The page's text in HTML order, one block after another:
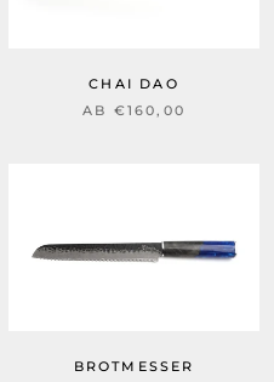
CHAI DAO
AB €160,00
BROTMESSER